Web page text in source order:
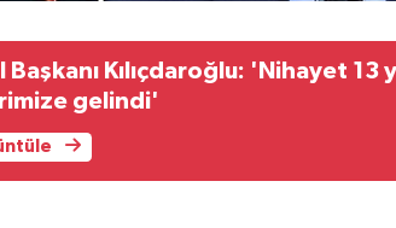
Başkanı Kılıçdaroğlu: 'Nihayet 13
gelindi'